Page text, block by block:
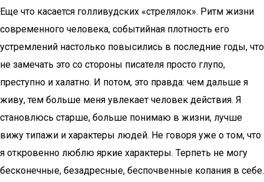
Еще что касается голливудских «стрелялок». Ритм жизни
современного человека, событийная плотность его
устремлений настолько повысились в последние годы, что
не замечать это со стороны писателя просто глупо,
преступно и халатно. И потом, это правда: чем дальше я
живу, тем больше меня увлекает человек действия. Я
становлюсь старше, больше понимаю в жизни, лучше
вижу типажи и характеры людей. Не говоря уже о том, что
я откровенно люблю яркие характеры. Терпеть не могу
бесконечные, безадресные, беспочвенные копания в себе.